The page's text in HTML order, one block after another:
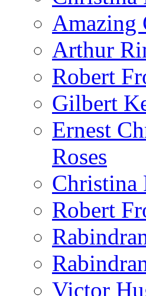
Amazing
Arthur
Robert
Gilbert
Ernest
Roses
Christina
Robert
Victor